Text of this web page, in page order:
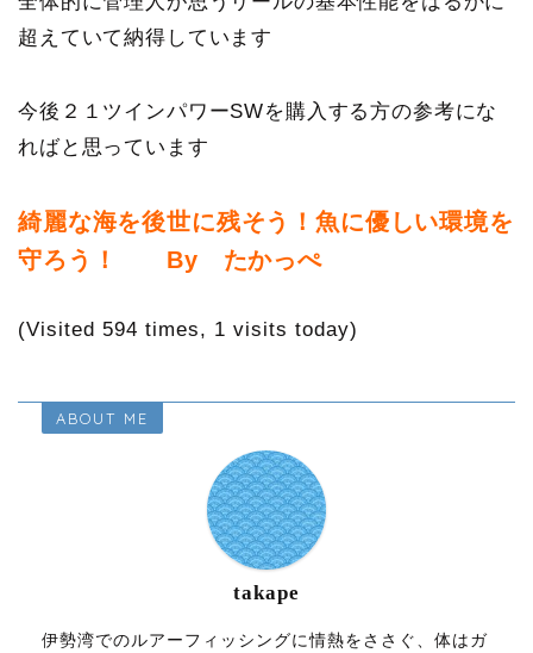
超えていて納得しています
今後２１ツインパワーSWを購入する方の参考にな
ればと思っています
綺麗な海を後世に残そう！魚に優しい環境を
守ろう！ By たかっぺ
(Visited 594 times, 1 visits today)
ABOUT ME
takape
伊勢湾でのルアーフィッシングに情熱をささぐ、体はガ